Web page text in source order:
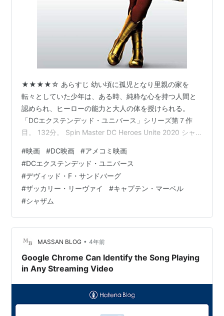
★★★★☆ あらすじ 幼い頃に孤児となり里親の家を
転々としていた少年は、ある時、純粋な心を持つ人間と
認められ、ヒーローの能力と大人の体を授けられる。
「DCエクステンデッド・ユニバース」シリーズ第７作
目。 132分。 Spin Master DC Heroes Unite 2020 シャ
年がスーパーヒーローの能力と大人の体を手に入れて、
悪と戦うヒーローものだ。見た目は大人なのに子供の振
る舞いをすることで笑わそうとするコメディでもある。
そのため主演のザッカリー・リーヴァイが幼稚さを表現
しようと大げさでクサい演技をしており、正直なと…
#映画 #DC映画 #アメコミ映画
#DCエクステンデッド・ユニバース
#デヴィッド・F・サンドバーグ
#ザッカリー・リーヴァイ #キャプテン・マーベル
#シャザム
MASSAN BLOG • 4年前
Google Chrome Can Identify the Song Playing
in Any Streaming Video